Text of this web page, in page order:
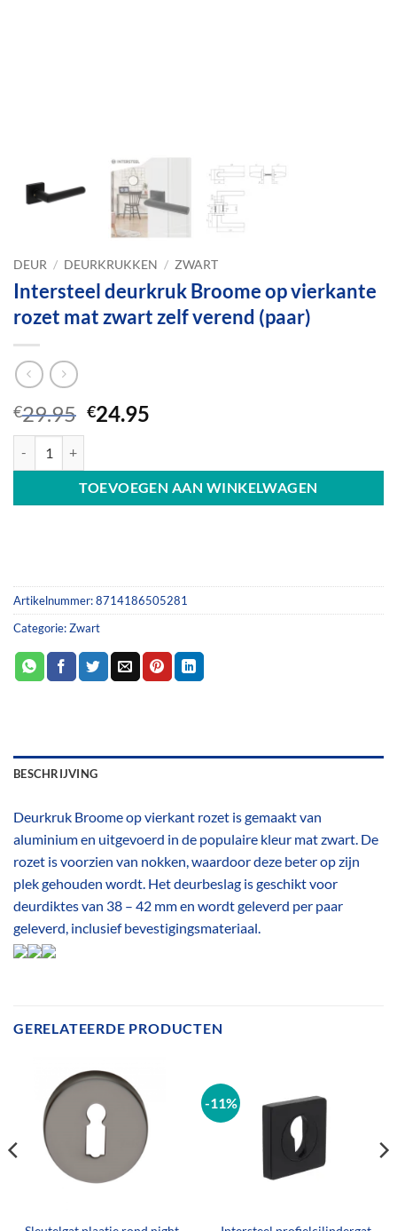
DEUR / DEURKRUKKEN / ZWART
Intersteel deurkruk Broome op vierkante
rozet mat zwart zelf verend (paar)
€29.95 Oorspronkelijke
€29.95.
€24.95
€24.95.
TOEVOEGEN AAN WINKELWAGEN
Artikelnummer:8714186505281
Categorie:Zwart
BESCHRIJVING
Deurkruk Broome op vierkant rozet is gemaakt van
aluminium en uitgevoerd in de populaire kleur mat zwart. De
rozet is voorzien van nokken, waardoor deze beter op zijn
plek gehouden wordt. Het deurbeslag is geschikt voor
deurdiktes van 38 – 42 mm en wordt geleverd per paar
geleverd, inclusief bevestigingsmateriaal.
GERELATEERDE PRODUCTEN
-11%